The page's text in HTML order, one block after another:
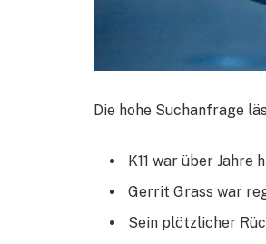
Die hohe Suchanfrage
K11 war über Jahre
Gerrit Grass war
Sein plötzlicher